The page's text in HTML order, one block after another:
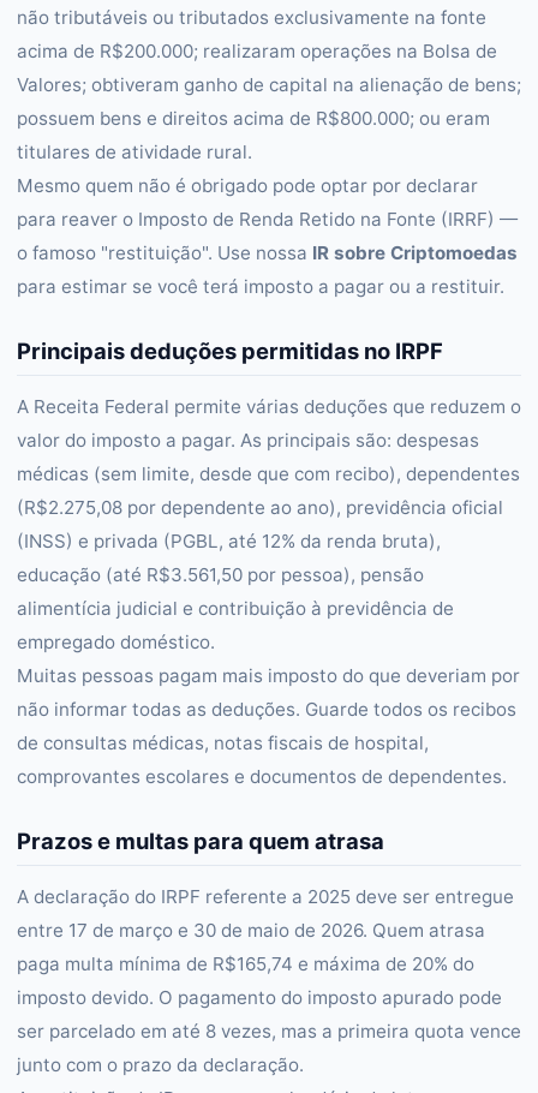
não tributáveis ou tributados exclusivamente na fonte
acima de R$200.000; realizaram operações na Bolsa de
Valores; obtiveram ganho de capital na alienação de bens;
possuem bens e direitos acima de R$800.000; ou eram
titulares de atividade rural.
Mesmo quem não é obrigado pode optar por declarar
para reaver o Imposto de Renda Retido na Fonte (IRRF) —
o famoso "restituição". Use nossa IR sobre Criptomoedas
para estimar se você terá imposto a pagar ou a restituir.
Principais deduções permitidas no IRPF
A Receita Federal permite várias deduções que reduzem o
valor do imposto a pagar. As principais são: despesas
médicas (sem limite, desde que com recibo), dependentes
(R$2.275,08 por dependente ao ano), previdência oficial
(INSS) e privada (PGBL, até 12% da renda bruta),
educação (até R$3.561,50 por pessoa), pensão
alimentícia judicial e contribuição à previdência de
empregado doméstico.
Muitas pessoas pagam mais imposto do que deveriam por
não informar todas as deduções. Guarde todos os recibos
de consultas médicas, notas fiscais de hospital,
comprovantes escolares e documentos de dependentes.
Prazos e multas para quem atrasa
A declaração do IRPF referente a 2025 deve ser entregue
entre 17 de março e 30 de maio de 2026. Quem atrasa
paga multa mínima de R$165,74 e máxima de 20% do
imposto devido. O pagamento do imposto apurado pode
ser parcelado em até 8 vezes, mas a primeira quota vence
junto com o prazo da declaração.